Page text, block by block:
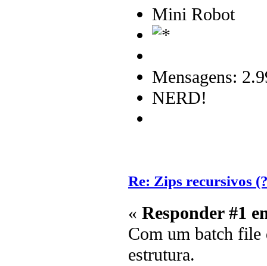
Mini Robot
Mensagens:
NERD!
Re: Zips recursivos
« Responder #1
Com um batch file
estrutura.